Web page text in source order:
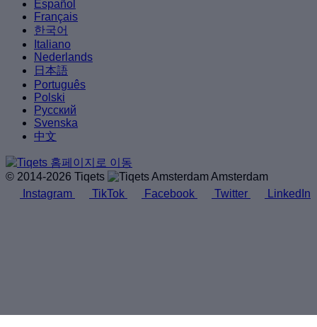
Español
Français
한국어
Italiano
Nederlands
日本語
Português
Polski
Русский
Svenska
中文
© 2014-2026 Tiqets
Amsterdam
Instagram
TikTok Facebook Twitter LinkedIn